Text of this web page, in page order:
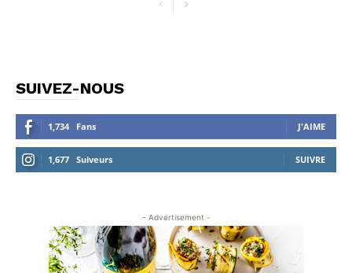
SUIVEZ-NOUS
1,734 Fans J'AIME
1,677 Suiveurs SUIVRE
- Advertisement -